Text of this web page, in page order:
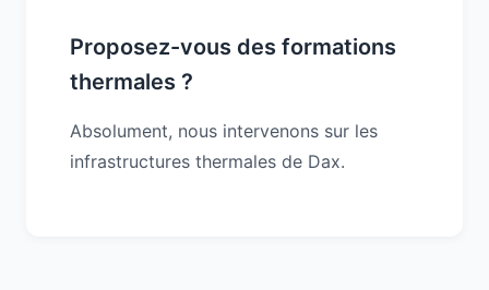
Proposez-vous des formations
thermales ?
Absolument, nous intervenons sur les
infrastructures thermales de Dax.